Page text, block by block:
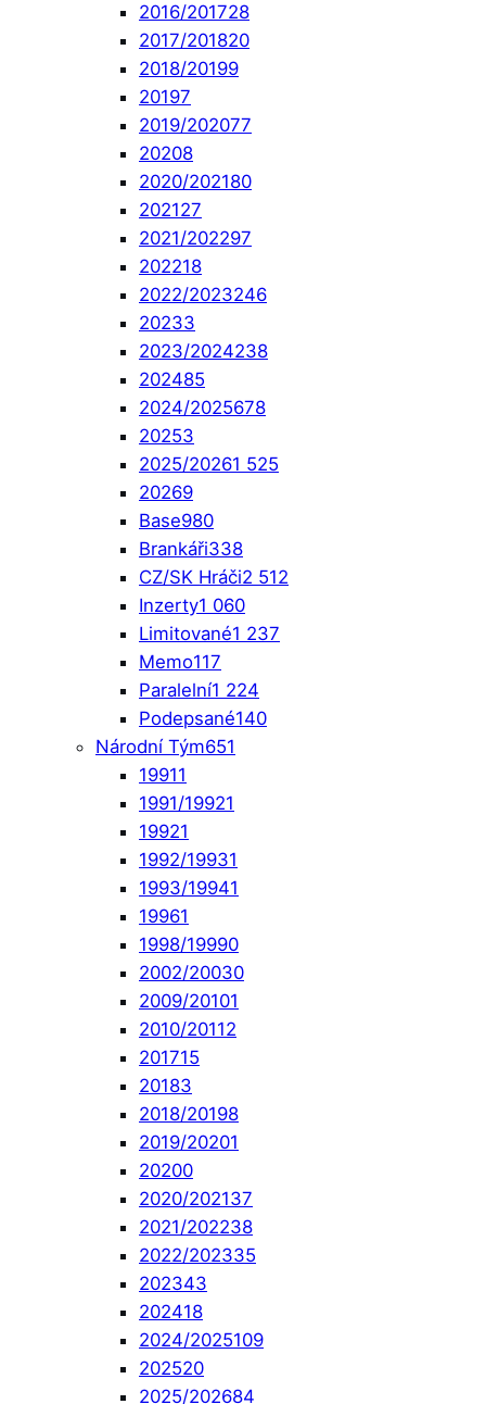
2016/201728
2017/201820
2018/20199
20197
2019/202077
20208
2020/202180
202127
2021/202297
202218
2022/2023246
20233
2023/2024238
202485
2024/2025678
20253
2025/20261 525
20269
Base980
Brankáři338
CZ/SK Hráči2 512
Inzerty1 060
Limitované1 237
Memo117
Paralelní1 224
Podepsané140
Národní Tým651
19911
1991/19921
19921
1992/19931
1993/19941
19961
1998/19990
2002/20030
2009/20101
2010/20112
201715
20183
2018/20198
2019/20201
20200
2020/202137
2021/202238
2022/202335
202343
202418
2024/2025109
202520
2025/202684